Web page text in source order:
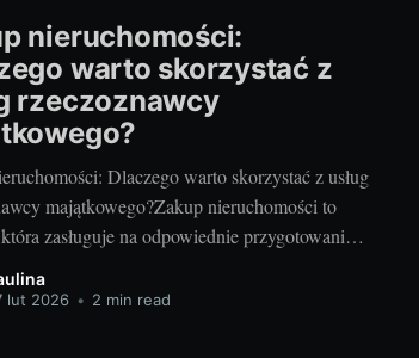
nieruchomości:
warto skorzystać z
rzeczoznawcy
Dlaczego warto skorzystać z usług
majątkowego?Zakup nieruchomości to
zasługuje na odpowiednie przygotowanie.
tylko znaczący wpływ na nasze finanse, ale
codzienne życie. W tym procesie ważną rolę
lut 2026 • 2 min read